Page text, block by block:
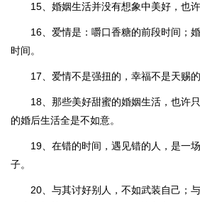
15、婚姻生活并没有想象中美好，也
16、爱情是：嚼口香糖的前段时间；
时间。
17、爱情不是强扭的，幸福不是天赐的
18、那些美好甜蜜的婚姻生活，也许
的婚后生活全是不如意。
19、在错的时间，遇见错的人，是一
子。
20、与其讨好别人，不如武装自己；